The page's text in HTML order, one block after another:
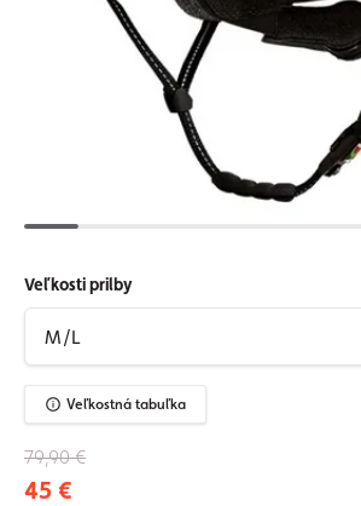
Veľkosti prilby
Veľkostná tabuľka
79,90 €
45 €